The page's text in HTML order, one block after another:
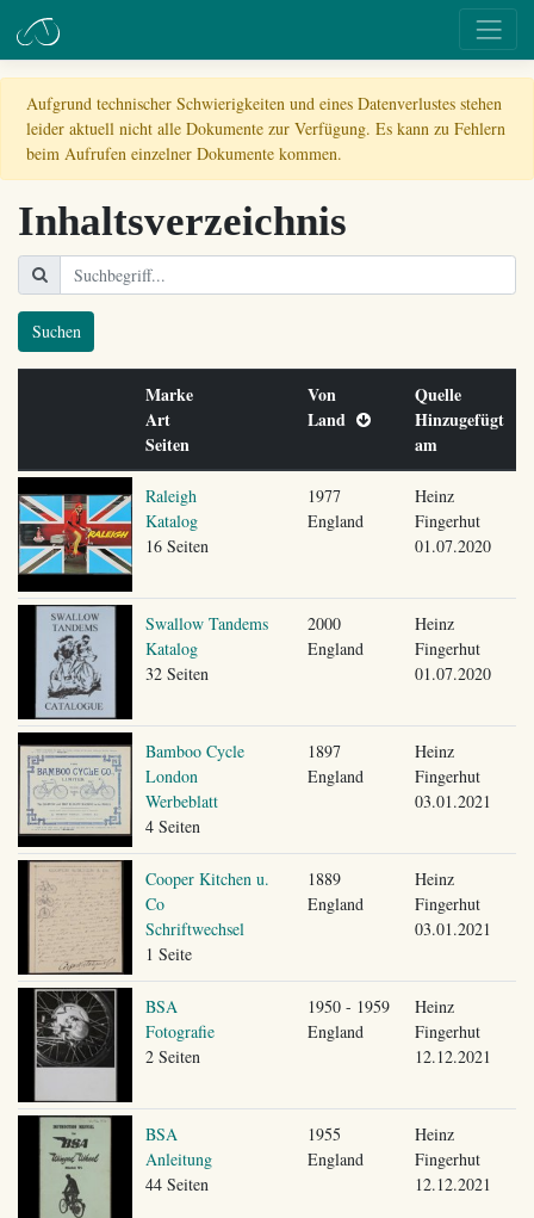
Aufgrund technischer Schwierigkeiten und eines Datenverlustes stehen
leider aktuell nicht alle Dokumente zur Verfügung. Es kann zu Fehlern
beim Aufrufen einzelner Dokumente kommen.
Inhaltsverzeichnis
Suchen
Marke
Art
Seiten
Von
Land
Quelle
Hinzugefügt
am
Raleigh
Katalog
16 Seiten
1977
England
Heinz
Fingerhut
01.07.2020
Swallow Tandems
Katalog
32 Seiten
2000
England
Heinz
Fingerhut
01.07.2020
Bamboo Cycle
London
Werbeblatt
4 Seiten
1897
England
Heinz
Fingerhut
03.01.2021
Cooper Kitchen u.
Co
Schriftwechsel
1 Seite
1889
England
Heinz
Fingerhut
03.01.2021
BSA
Fotografie
2 Seiten
1950 - 1959
England
Heinz
Fingerhut
12.12.2021
BSA
Anleitung
44 Seiten
1955
England
Heinz
Fingerhut
12.12.2021